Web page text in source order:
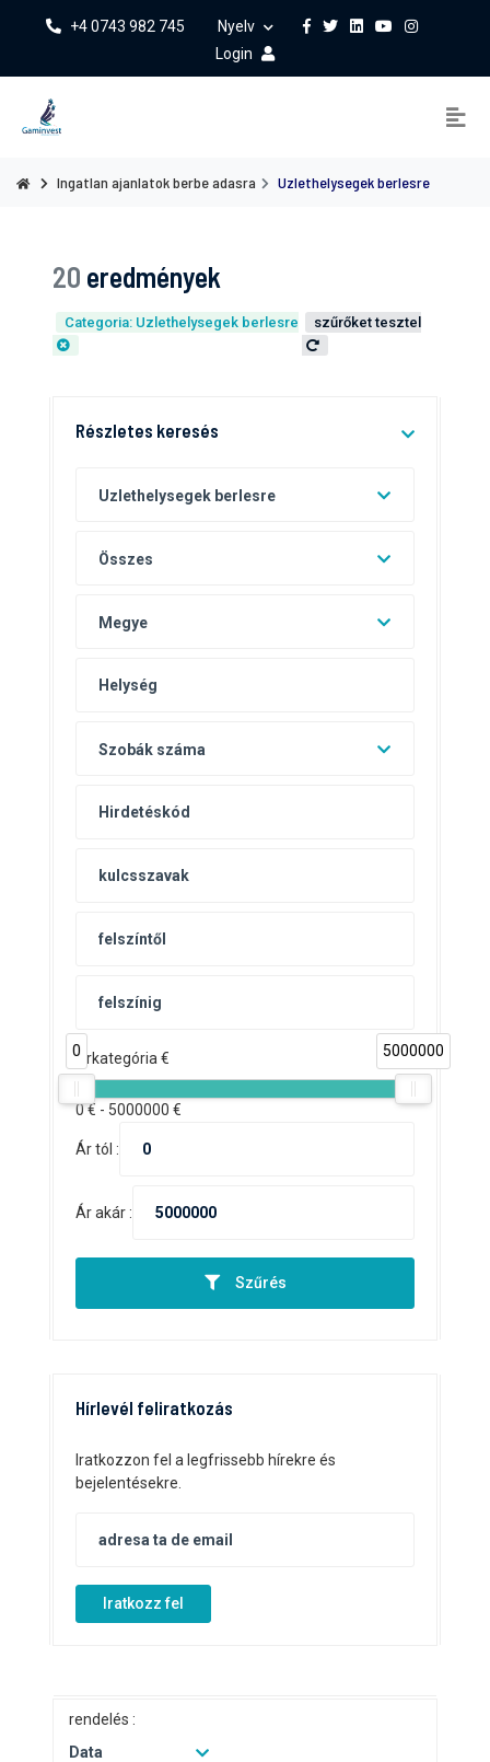
+4 0743 982 745
Nyelv
Login
Ingatlan ajanlatok berbe adasra Uzlethelysegek berlesre
20 eredmények
Categoria: Uzlethelysegek berlesre szűrőket tesztel
Részletes keresés
Uzlethelysegek berlesre
Összes
Megye
Szobák száma
Árkategória €
0 5000000
0€ - 5000000 €
Ár tól :
Ár akár :
Szűrés
Hírlevél feliratkozás
Iratkozzon fel a legfrissebb hírekre és
bejelentésekre.
Iratkozz fel
rendelés :
Data